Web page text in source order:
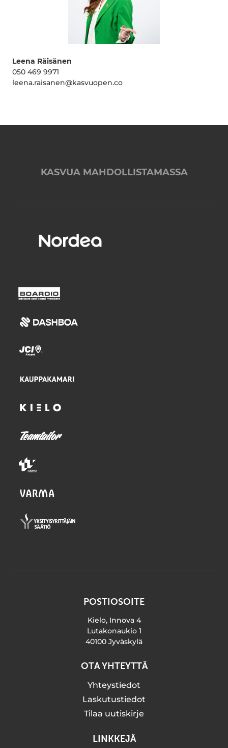
Leena Räisänen
050 469 9971
leena.raisanen@kasvuopen.co
KASVUA MAHDOLLISTAMASSA
POSTIOSOITE
Kielo, Innova 4
Lutakonaukio 1
40100 Jyväskylä
OTA YHTEYTTÄ
Yhteystiedot
Laskutustiedot
Tilaa uutiskirje
LINKKEJÄ